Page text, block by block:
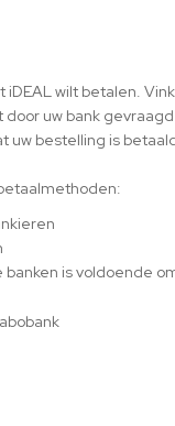
wilt betalen.
uw bank
uw bestelling is
is voldoende